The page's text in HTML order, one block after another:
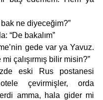
ne diyeceğim?”
“De bakalım”
gede var ya Yavuz.
çalışırmış bilir misin?”
eski Rus postanesi
çevirmişler, orda
amma, hala gider mi